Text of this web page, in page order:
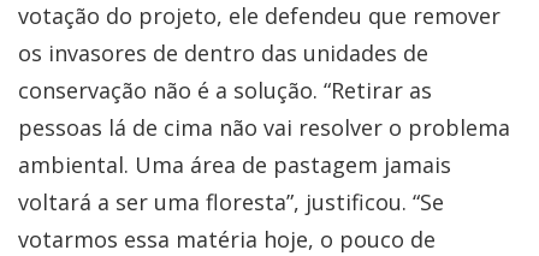
votação do projeto, ele defendeu que remover
os invasores de dentro das unidades de
conservação não é a solução. “Retirar as
pessoas lá de cima não vai resolver o problema
ambiental. Uma área de pastagem jamais
voltará a ser uma floresta”, justificou. “Se
votarmos essa matéria hoje, o pouco de